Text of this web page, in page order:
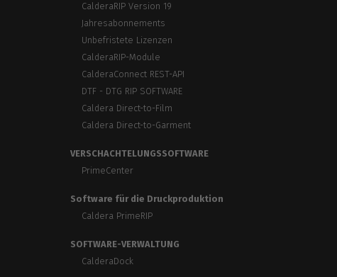
CalderaRIP Version 19
Jahresabonnements
Unbefristete Lizenzen
CalderaRIP-Module
CalderaConnect REST-API
DTF - DTG RIP SOFTWARE
Caldera Direct-to-Film
Caldera Direct-to-Garment
VERSCHACHTELUNGSSOFTWARE
PrimeCenter
Software für die Druckproduktion
Caldera PrimeRIP
SOFTWARE-VERWALTUNG
CalderaDock